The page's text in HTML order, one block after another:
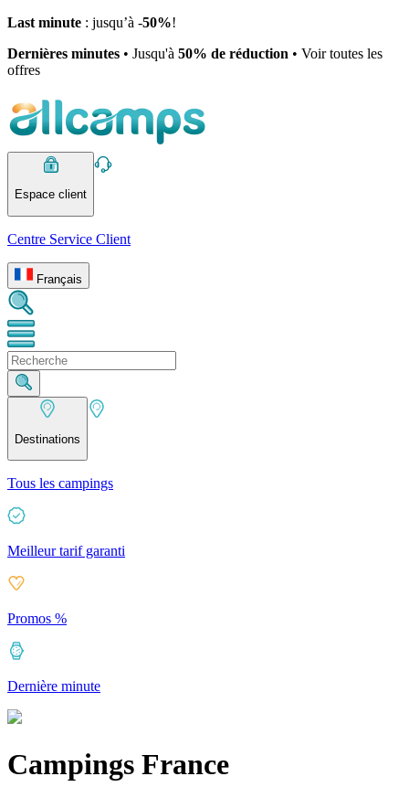
Last minute : jusqu’à -50%!
Dernières minutes • Jusqu'à 50% de réduction • Voir toutes les
offres
Espace client
Centre Service Client
Français
Destinations
Tous les campings
Meilleur tarif garanti
Promos %
Dernière minute
Campings France